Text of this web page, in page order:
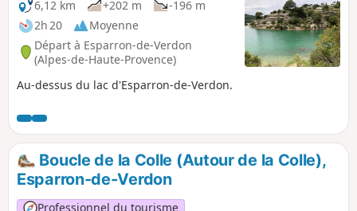
6,12 km
+202 m
-196 m
2h 20
Moyenne
Départ à Esparron-de-Verdon
(Alpes-de-Haute-Provence)
Au-dessus du lac d'Esparron-de-Verdon.
Boucle de la Colle (Autour de la Colle),
Esparron-de-Verdon
Professionnel du tourisme